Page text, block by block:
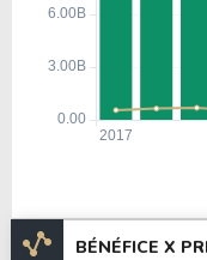
BÉNÉFICE X